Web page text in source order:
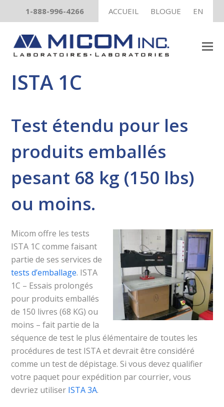
ACCUEIL BLOGUE EN
1-888-996-4266
ISTA 1C
Test étendu pour les
produits emballés
pesant 68 kg (150 lbs)
ou moins.
Micom offre les tests
ISTA 1C comme faisant
partie de ses services de
tests d’emballage. ISTA
1C – Essais prolongés
pour produits emballés
de 150 livres (68 KG) ou
moins – fait partie de la
séquence de test le plus élémentaire de toutes les
procédures de test ISTA et devrait être considéré
comme un test de dépistage. Si vous devez qualifier
votre paquet pour expédition par courrier, vous
devriez utiliser ISTA 3A.